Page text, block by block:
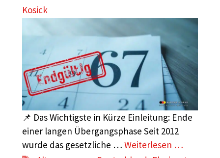
Kosick
📌 Das Wichtigste in Kürze Einleitung: Ende
einer langen Übergangsphase Seit 2012
wurde das gesetzliche … Weiterlesen …